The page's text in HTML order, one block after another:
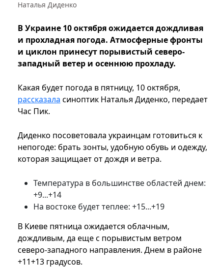
Наталья Диденко
В Украине 10 октября ожидается дождливая
и прохладная погода. Атмосферные фронты
и циклон принесут порывистый северо-
западный ветер и осеннюю прохладу.
Какая будет погода в пятницу, 10 октября,
рассказала синоптик Наталья Диденко, передает
Час Пик.
Диденко посоветовала украинцам готовиться к
непогоде: брать зонты, удобную обувь и одежду,
которая защищает от дождя и ветра.
Температура в большинстве областей днем:
+9...+14
На востоке будет теплее: +15...+19
В Киеве пятница ожидается облачным,
дождливым, да еще с порывистым ветром
северо-западного направления. Днем в районе
+11+13 градусов.